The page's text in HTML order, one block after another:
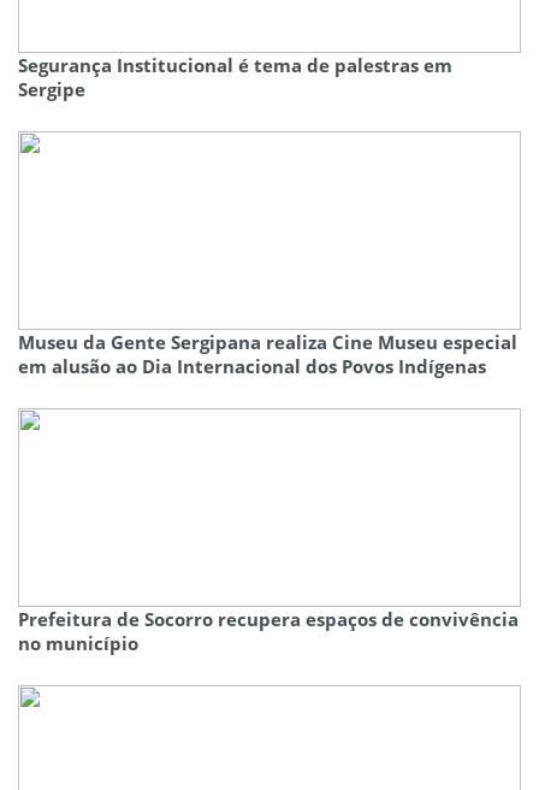
Segurança Institucional é tema de palestras em
Sergipe
Museu da Gente Sergipana realiza Cine Museu especial
em alusão ao Dia Internacional dos Povos Indígenas
Prefeitura de Socorro recupera espaços de convivência
no município